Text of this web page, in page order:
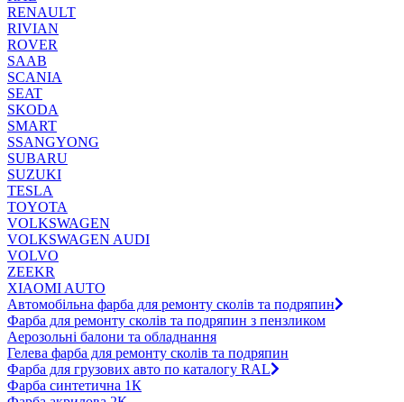
RENAULT
RIVIAN
ROVER
SAAB
SCANIA
SEAT
SKODA
SMART
SSANGYONG
SUBARU
SUZUKI
TESLA
TOYOTA
VOLKSWAGEN
VOLKSWAGEN AUDI
VOLVO
ZEEKR
XIAOMI AUTO
Автомобільна фарба для ремонту сколів та подряпин
Фарба для ремонту сколів та подряпин з пензликом
Аерозольні балони та обладнання
Гелева фарба для ремонту сколів та подряпин
Фарба для грузових авто по каталогу RAL
Фарба синтетична 1К